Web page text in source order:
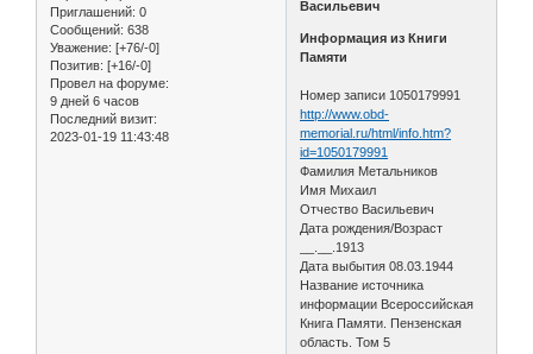
Приглашений: 0
Сообщений: 638
Уважение: [+76/-0]
Позитив: [+16/-0]
Провел на форуме:
9 дней 6 часов
Последний визит:
2023-01-19 11:43:48
Васильевич
Информация из Книги
Памяти
Номер записи 1050179991
http://www.obd-
memorial.ru/html/info.htm?
id=1050179991
Фамилия Метальников
Имя Михаил
Отчество Васильевич
Дата рождения/Возраст
__.__.1913
Дата выбытия 08.03.1944
Название источника
информации Всероссийская
Книга Памяти. Пензенская
область. Том 5